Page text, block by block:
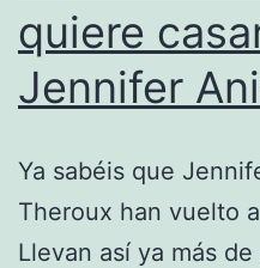
quiere
Jennifer
Ya sabéis que
Theroux han vuelto
Llevan así ya más